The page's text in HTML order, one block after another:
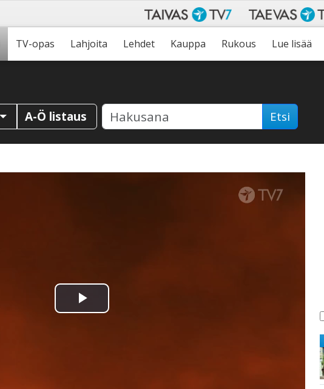
TV-opas Lahjoita Lehdet Kauppa Rukous Lue lisää
A-Ö listaus Etsi
Toista